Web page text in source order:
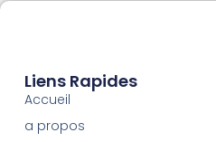
Liens Rapides
Accueil
a propos